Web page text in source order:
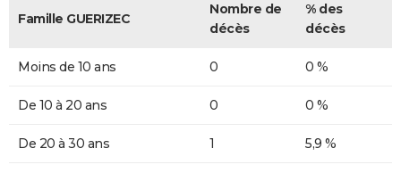
Famille GUERIZEC
Nombre de
décès
% des
décès
Moins de 10 ans 0 0 %
De 10 à 20 ans 0 0 %
De 20 à 30 ans 1 5,9 %